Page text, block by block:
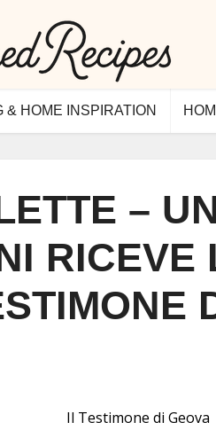
HOME INSPIRATION
–
RICEVE
Il Testimone di Geova